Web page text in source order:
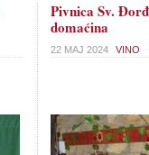
Pivnica Sv.
domaćina
22 MAJ 2024 VINO